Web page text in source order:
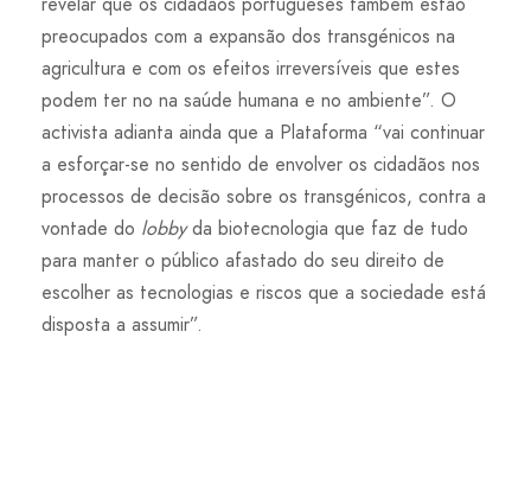
preocupados com a expansão dos transgénicos na
agricultura e com os efeitos irreversíveis que estes
podem ter no na saúde humana e no ambiente”. O
activista adianta ainda que a Plataforma “vai continuar
a esforçar-se no sentido de envolver os cidadãos nos
processos de decisão sobre os transgénicos, contra a
vontade do lobbyda biotecnologia que faz de tudo
para manter o público afastado do seu direito de
escolher as tecnologias e riscos que a sociedade está
disposta a assumir”.